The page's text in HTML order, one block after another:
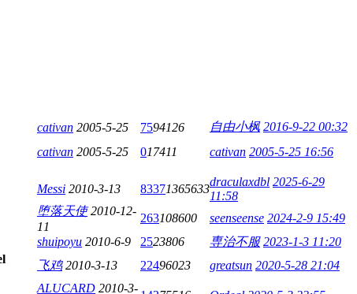
cativan 2005-5-25 7594126 自由小枫 2016-9-22 00:32
cativan 2005-5-25 017411 cativan 2005-5-25 16:56
Messi 2010-3-13 83371365633
draculaxdbl 2025-6-29
11:58
堕落天使 2010-12-
11
263108600 seenseense 2024-2-9 15:49
shuipoyu 2010-6-9 2523806 専治不服 2023-1-3 11:20
飞鸡 2010-3-13 22496023 greatsun 2020-5-28 21:04
ALUCARD 2010-3-